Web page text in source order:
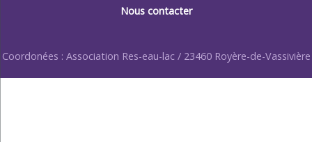
Nous contacter
Coordonées : Association Res-eau-lac / 23460 Royère-de-Vassivière